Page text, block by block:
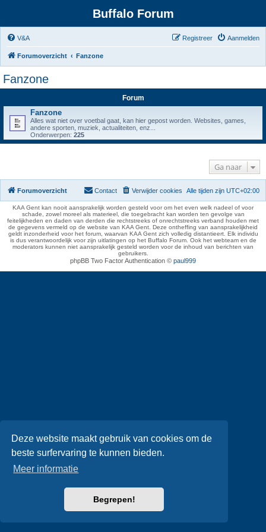
Deze website maakt gebruik van cookies om de
beste surfervaring te kunnen bieden.
Meer informatie
Begrepen!
Buffalo Forum
V&A Aanmelden
Registreer
Forumoverzicht Fanzone
Fanzone
Forum
Fanzone
Alles wat niet over voetbal gaat, kan hier gepost worden. Websites, games,
andere sporten, muziek, actualiteiten, enz...
Onderwerpen: 225
Ga naar
Forumoverzicht Alle tijden zijn UTC+02:00
Verwijder cookies
Contact
KAA Gent kan nooit aansprakelijk worden gesteld voor om het even welk nadeel of voor
schade, zowel moreel als materieel, die toegebracht kan worden ten gevolge van
feitelijkheden en daden van derden die rechtstreeks of onrechtstreeks verband houden met
de gegevens vermeld op de website van KAA Gent. Deze ontheffing van aansprakelijkheid
geldt inzonderheid voor het forum, waarvan KAA Gent zich volledig distantieert. Elk individu
is dus verantwoordelijk voor zijn uitlatingen op het Buffalo Forum. Ook het webteam en de
moderators kunnen niet aansprakelijk gesteld worden voor de inhoud van berichten van
gebruikers.
phpBB Two Factor Authentication © paul999